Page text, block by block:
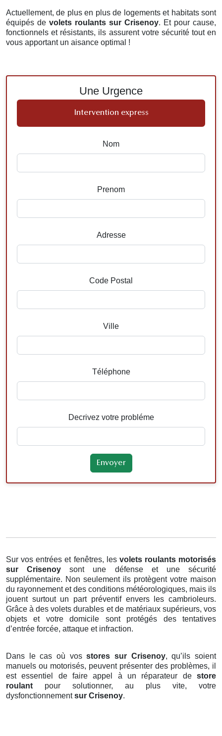
Actuellement, de plus en plus de logements et habitats sont
équipés de volets roulants sur Crisenoy. Et pour cause,
fonctionnels et résistants, ils assurent votre sécurité tout en
vous apportant un aisance optimal !
Une Urgence
Intervention express
Nom
Prenom
Adresse
Code Postal
Ville
Téléphone
Decrivez votre probléme
Sur vos entrées et fenêtres, les volets roulants motorisés
sur Crisenoysont une défense et une sécurité
supplémentaire. Non seulement ils protègent votre maison
du rayonnement et des conditions météorologiques, mais ils
jouent surtout un part préventif envers les cambrioleurs.
Grâce à des volets durables et de matériaux supérieurs, vos
objets et votre domicile sont protégés des tentatives
d’entrée forcée, attaque et infraction.
Dans le cas où vosstores sur Crisenoy, qu’ils soient
manuels ou motorisés, peuvent présenter des problèmes, il
est essentiel de faire appel à un réparateur de store
roulantpour solutionner, au plus vite, votre
dysfonctionnementsur Crisenoy.